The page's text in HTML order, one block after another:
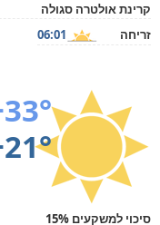
קרינת אולטרה סגולה
זריחה
06:01
סיכוי למשקעים 15%